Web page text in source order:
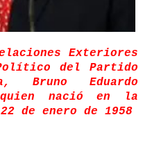
Exteriores
del Partido
Bruno Eduardo
nació en la
de enero de 1958